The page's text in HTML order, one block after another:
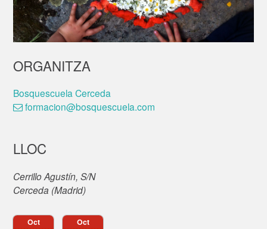
ORGANITZA
Bosquescuela Cerceda
formacion@bosquescuela.com
LLOC
Cerrillo Agustín, S/N
Cerceda (Madrid)
Oct Oct